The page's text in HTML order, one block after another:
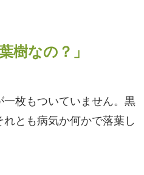
樹なの？」
枚もついていません。黒
とも病気か何かで落葉し